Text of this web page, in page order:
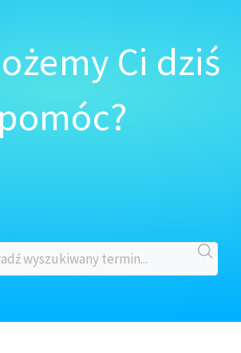
Ci dziś
pomóc?